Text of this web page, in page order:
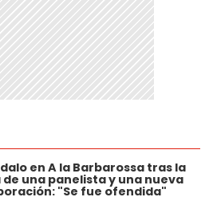
en A la Barbarossa tras la
de una panelista y una nueva
"Se fue ofendida"